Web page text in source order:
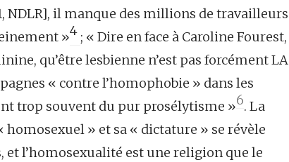
NDLR], il manque des millions de travailleurs
»4 ; « Dire en face à Caroline Fourest,
qu’être lesbienne n’est pas forcément LA
« contre l’homophobie » dans les
trop souvent du pur prosélytisme »6. La
homosexuel » et sa « dictature » se révèle
et l’homosexualité est une religion que le